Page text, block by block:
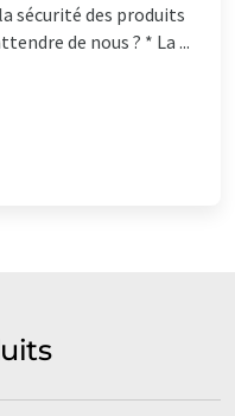
sécurité des produits
de nous ? * La ...